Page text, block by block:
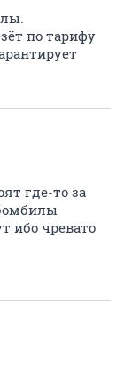
по тарифу
где-то за
ибо чревато